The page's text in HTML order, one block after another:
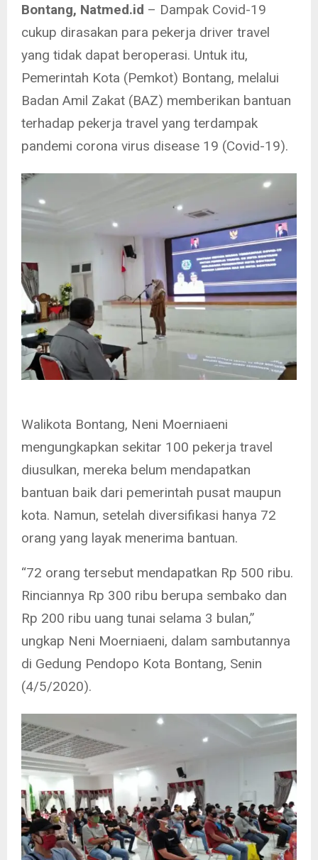
Bontang, Natmed.id – Dampak Covid-19
cukup dirasakan para pekerja driver travel
yang tidak dapat beroperasi. Untuk itu,
Pemerintah Kota (Pemkot) Bontang, melalui
Badan Amil Zakat (BAZ) memberikan bantuan
terhadap pekerja travel yang terdampak
pandemi corona virus disease 19 (Covid-19).
Walikota Bontang, Neni Moerniaeni
mengungkapkan sekitar 100 pekerja travel
diusulkan, mereka belum mendapatkan
bantuan baik dari pemerintah pusat maupun
kota. Namun, setelah diversifikasi hanya 72
orang yang layak menerima bantuan.
“72 orang tersebut mendapatkan Rp 500 ribu.
Rinciannya Rp 300 ribu berupa sembako dan
Rp 200 ribu uang tunai selama 3 bulan,”
ungkap Neni Moerniaeni, dalam sambutannya
di Gedung Pendopo Kota Bontang, Senin
(4/5/2020).